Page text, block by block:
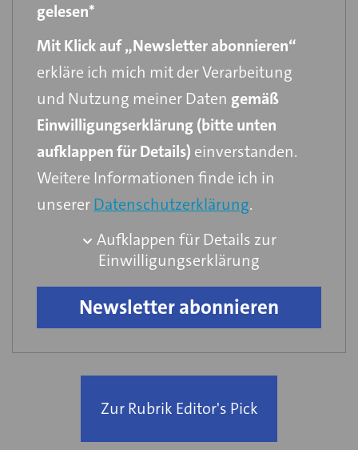
gelesen*
Mit Klick auf „Newsletter abonnieren“
erkläre ich mich mit der Verarbeitung
und Nutzung meiner Daten gemäß
Einwilligungserklärung (bitte unten
aufklappen für Details) einverstanden.
Weitere Informationen finde ich in
unsererDatenschutzerklärung.
Einwilligungserklärung
Zur Rubrik Editor's Pick